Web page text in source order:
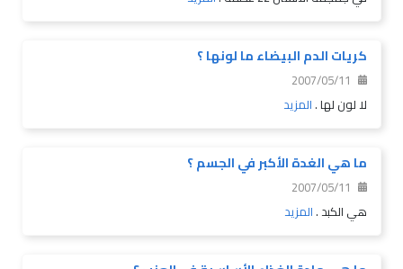
كريات الدم البيضاء ما لونها ؟
2007/05/11
لا لون لها .المزيد
ما هي الغدة الأكبر في الجسم ؟
2007/05/11
هي الكبد .المزيد